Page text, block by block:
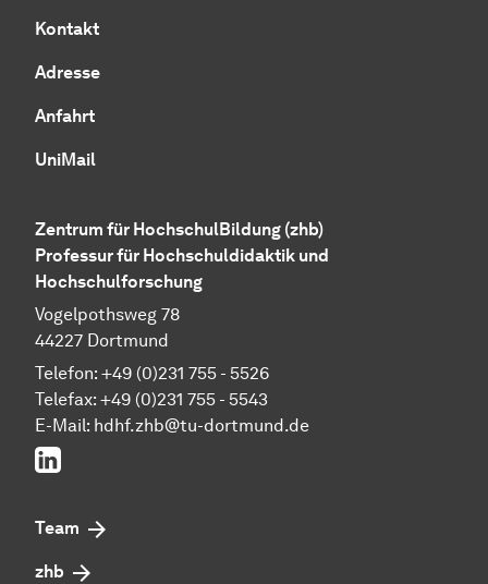
Kontakt
Adresse
Anfahrt
UniMail
Zentrum für HochschulBildung (zhb)
Professur für Hochschuldidaktik und
Hochschulforschung
Vogelpothsweg 78
44227 Dortmund
Telefon: +49 (0)231 755 - 5526
Telefax: +49 (0)231 755 - 5543
E-Mail: hdhf.zhb@tu-dortmund.de
LinkedIn
Team
zhb